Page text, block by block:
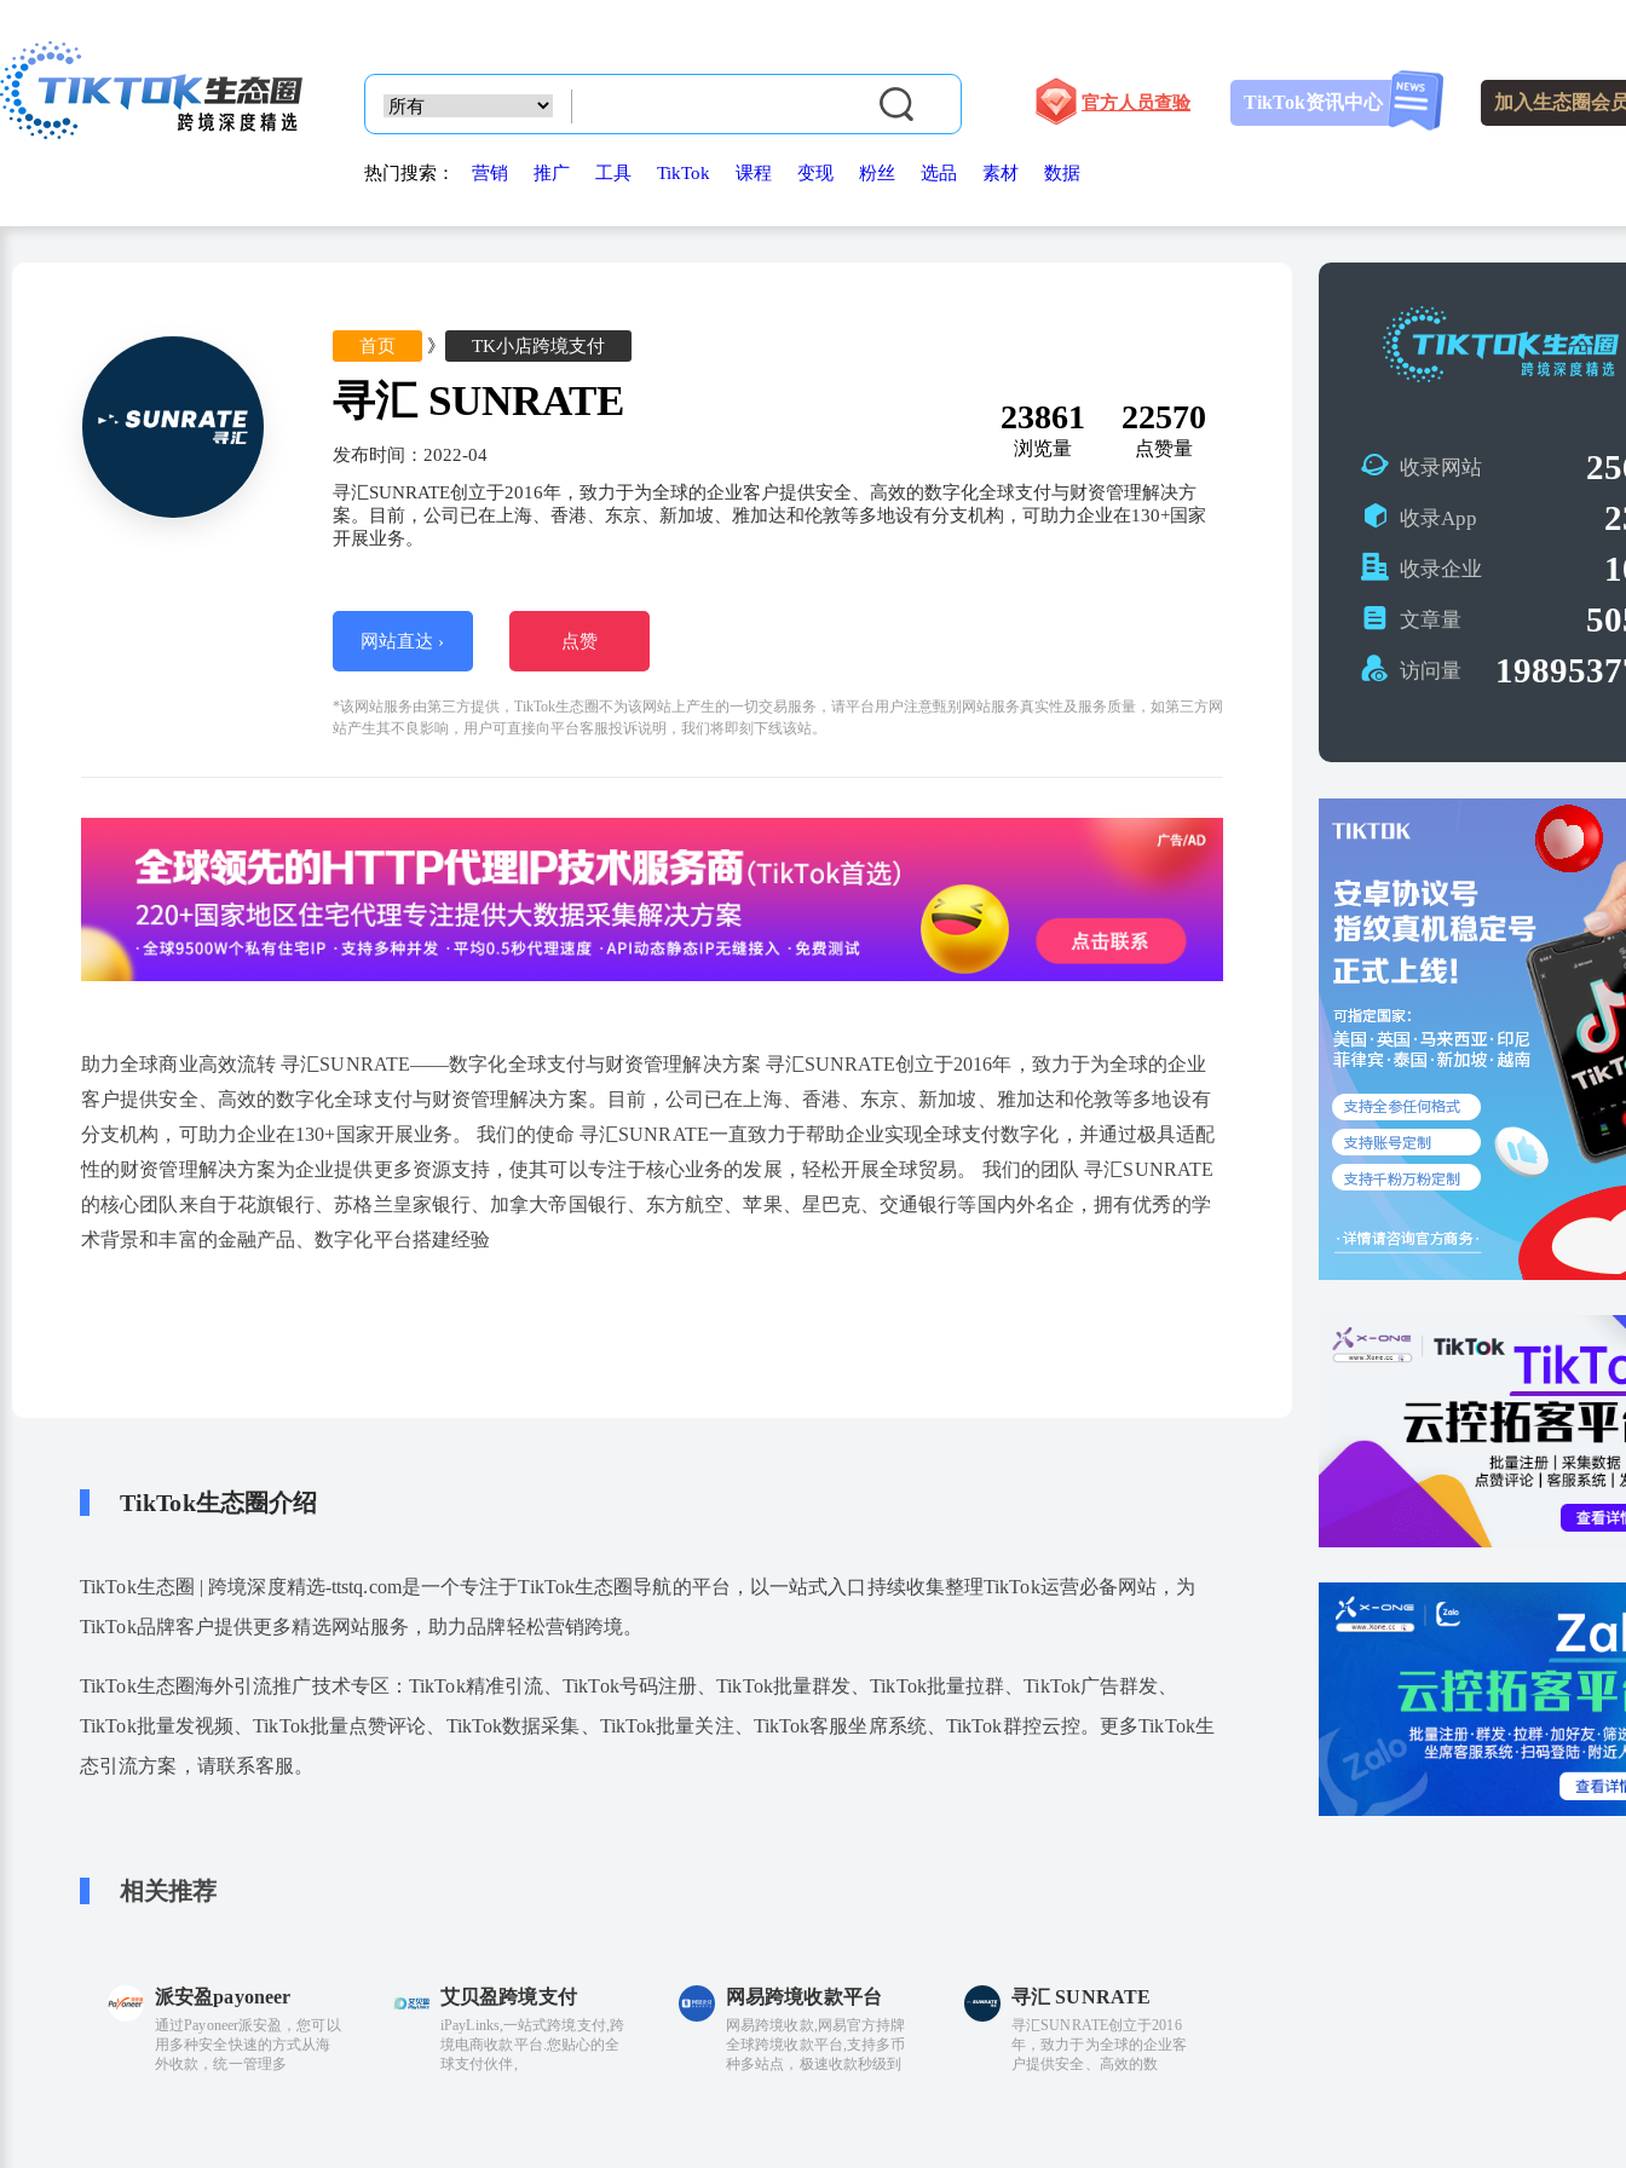
热门搜索： 营销 推广 工具 TikTok 课程 变现 粉丝 选品 素材 数据
官方人员查验 TikTok资讯中心 加入生态圈会
首页 》 TK小店跨境支付
寻汇 SUNRATE
发布时间：2022-04
寻汇SUNRATE创立于2016年，致力于为全球的企业客户提供安全、高效的数字化全球支付与财资管理解决方
案。目前，公司已在上海、香港、东京、新加坡、雅加达和伦敦等多地设有分支机构，可助力企业在130+国家
开展业务。
23861
浏览量
22570
点赞量
网站直达 › 点赞
*该网站服务由第三方提供，TikTok生态圈不为该网站上产生的一切交易服务，请平台用户注意甄别网站服务真实性及服务质量，如第三方网
站产生其不良影响，用户可直接向平台客服投诉说明，我们将即刻下线该站。
助力全球商业高效流转 寻汇SUNRATE——数字化全球支付与财资管理解决方案 寻汇SUNRATE创立于2016年，致力于为全球的企业
客户提供安全、高效的数字化全球支付与财资管理解决方案。目前，公司已在上海、香港、东京、新加坡、雅加达和伦敦等多地设有
分支机构，可助力企业在130+国家开展业务。 我们的使命 寻汇SUNRATE一直致力于帮助企业实现全球支付数字化，并通过极具适配
性的财资管理解决方案为企业提供更多资源支持，使其可以专注于核心业务的发展，轻松开展全球贸易。 我们的团队 寻汇SUNRATE
的核心团队来自于花旗银行、苏格兰皇家银行、加拿大帝国银行、东方航空、苹果、星巴克、交通银行等国内外名企，拥有优秀的学
术背景和丰富的金融产品、数字化平台搭建经验
TikTok生态圈介绍
TikTok生态圈 | 跨境深度精选-ttstq.com是一个专注于TikTok生态圈导航的平台，以一站式入口持续收集整理TikTok运营必备网站，为
TikTok品牌客户提供更多精选网站服务，助力品牌轻松营销跨境。
TikTok生态圈海外引流推广技术专区：TikTok精准引流、TikTok号码注册、TikTok批量群发、TikTok批量拉群、TikTok广告群发、
TikTok批量发视频、TikTok批量点赞评论、TikTok数据采集、TikTok批量关注、TikTok客服坐席系统、TikTok群控云控。更多TikTok生
态引流方案，请联系客服。
相关推荐
派安盈payoneer
通过Payoneer派安盈，您可以
用多种安全快速的方式从海
外收款，统一管理多
艾贝盈跨境支付
iPayLinks,一站式跨境支付,跨
境电商收款平台.您贴心的全
球支付伙伴,
网易跨境收款平台
网易跨境收款,网易官方持牌
全球跨境收款平台,支持多币
种多站点，极速收款秒级到
寻汇 SUNRATE
寻汇SUNRATE创立于2016
年，致力于为全球的企业客
户提供安全、高效的数
收录网站
收录App
收录企业
文章量
访问量